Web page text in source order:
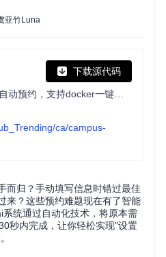
亚竹Luna
下载源代码
ca/campus-
而归？手动填写信息时错过最佳
来？这些预约难题现在有了智能
统通过自动化技术，将原本需
秒内完成，让你轻松实现"设置